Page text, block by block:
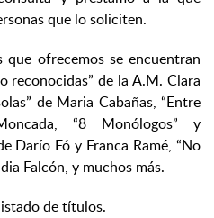
que lo soliciten.
ofrecemos se encuentran
reconocidas” de la A.M. Clara
de Maria Cabañas, “Entre
“8 Monólogos” y
Darío Fó y Franca Ramé, “No
Falcón, y muchos más.
de títulos.